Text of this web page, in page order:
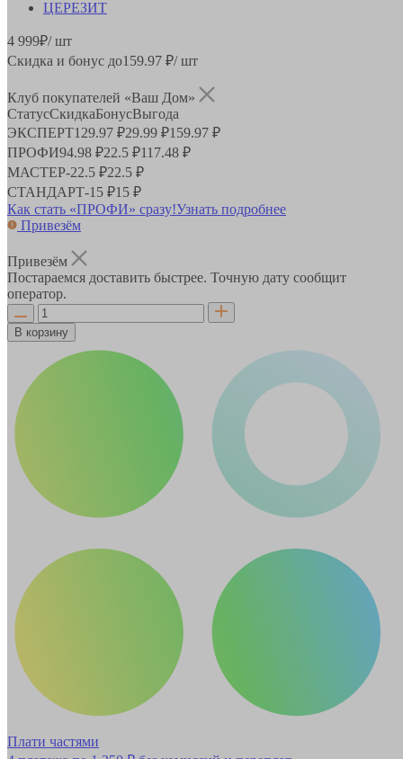
4 999₽/ шт
Скидка и бонус до159.97 ₽/ шт
Клуб покупателей «Ваш Дом»
СтатусСкидкаБонусВыгода
ЭКСПЕРТ129.97 ₽29.99 ₽159.97 ₽
ПРОФИ94.98 ₽22.5 ₽117.48 ₽
МАСТЕР-22.5 ₽22.5 ₽
СТАНДАРТ-15 ₽15 ₽
Как стать «ПРОФИ» сразу!Узнать подробнее
Привезём
Привезём
Постараемся доставить быстрее. Точную дату сообщит
оператор.
В корзину
Плати частями